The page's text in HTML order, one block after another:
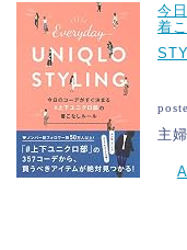
今
着
主